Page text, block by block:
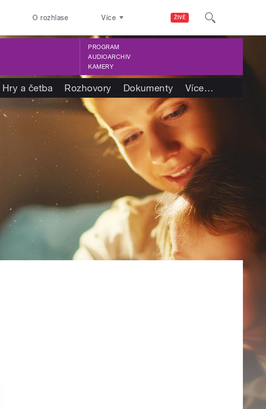
ŽIVĚ
O rozhlase Více
PROGRAM
AUDIOARCHIV
KAMERY
Hry a četba Rozhovory Dokumenty Více…